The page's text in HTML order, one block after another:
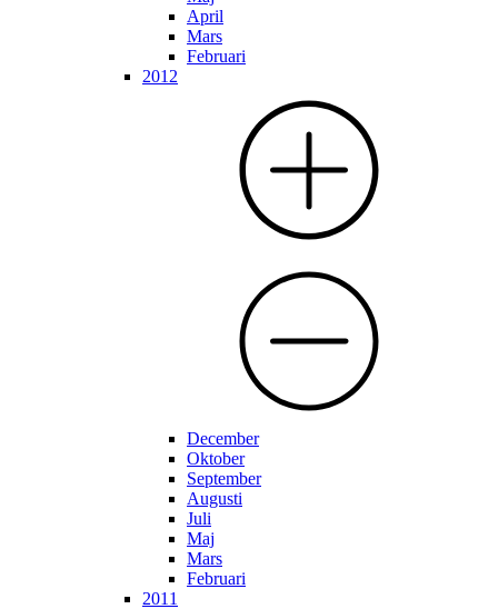
April
Mars
Februari
2012
December
Oktober
September
Augusti
Juli
Maj
Mars
Februari
2011